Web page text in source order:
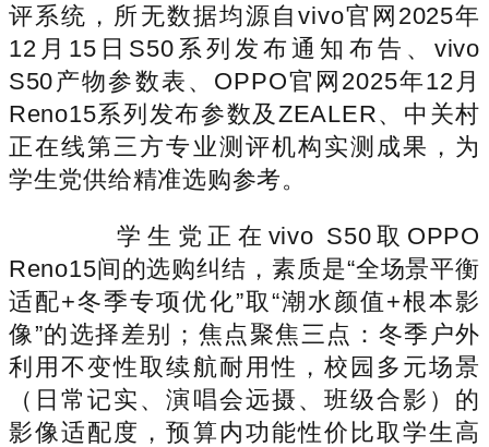
评系统，所无数据均源自vivo官网2025年
12月15日S50系列发布通知布告、vivo
S50产物参数表、OPPO官网2025年12月
Reno15系列发布参数及ZEALER、中关村
正在线第三方专业测评机构实测成果，为
学生党供给精准选购参考。
学生党正在vivo S50取OPPO
Reno15间的选购纠结，素质是“全场景平衡
适配+冬季专项优化”取“潮水颜值+根本影
像”的选择差别；焦点聚焦三点：冬季户外
利用不变性取续航耐用性，校园多元场景
（日常记实、演唱会远摄、班级合影）的
影像适配度，预算内功能性价比取学生高